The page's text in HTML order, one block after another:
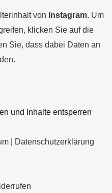
von Instagram. Um
klicken Sie auf die
Sie, dass dabei Daten an
und Inhalte entsperren
| Datenschutzerklärung